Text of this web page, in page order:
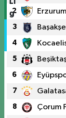
2
3
4
5
6
7
8 Çorum